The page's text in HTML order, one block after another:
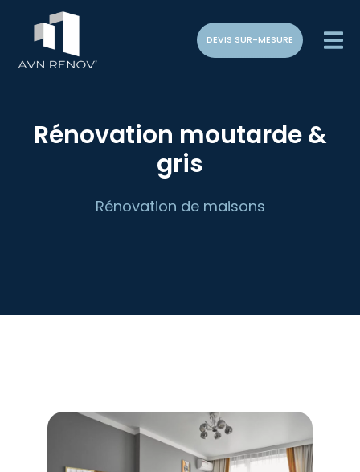
DEVIS SUR-MESURE
Rénovation moutarde &
gris
Rénovation de maisons